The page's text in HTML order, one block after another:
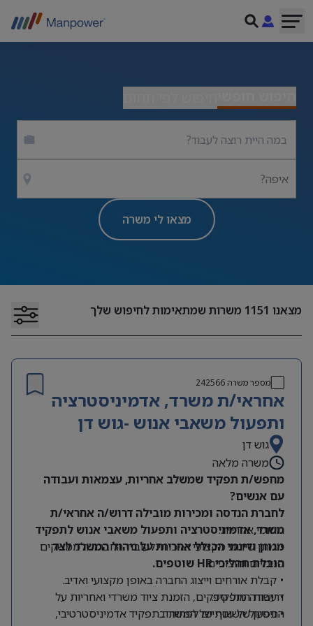
איפה?
מצאו לי משרה
מצאנו 1151 משרות שמתאימות לחיפוש שלך
מספר משרה242566
אחראי/ת משרד, אדמיניסטרציה
ותפעול משאבי אנוש -גוש דן
גוש דן
משרה מלאה
מחפש/ת תפקיד שמשלב אחריות, עצמאות ועבודה
עם אנשים?
לחברת הנדסה ומכירות מובילה דרוש/ה אחראי/ת
משרד, אדמיניסטרציה ותפעול משאבי אנוש לתפקיד
מגוון ודינמי הכולל אחריות על ניהול המשרד לצד
הובלת תהליכי HR שוטפים.
תחומי אחריות:
• מתן שירות מקצועי ואיכותי לעובדי החברה ולממשקים
פנימיים וחיצוניים.
• קבלת אורחים וייצוג החברה באופן מקצועי ואדיב.
• עבודה מול ספקים, הזמנת ציוד משרדי ואחריות על
התפעול השוטף של המשרד.
דרישות התפקיד:
• ניסיון של שנתיים לפחות בתפקיד אדמיניסטרטיבי,